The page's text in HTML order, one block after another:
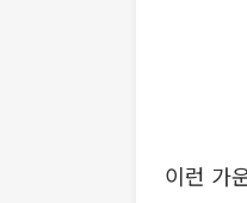
이런 가